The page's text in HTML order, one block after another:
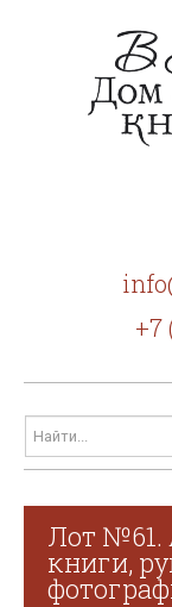
+7
Лот №61.
книги,